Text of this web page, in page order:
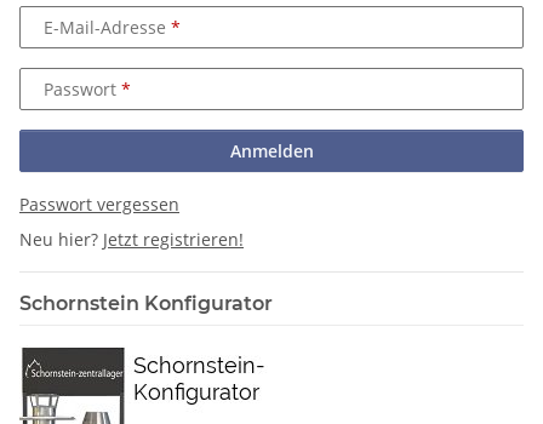
E-Mail-Adresse
Passwort
Anmelden
Passwort vergessen
Neu hier? Jetzt registrieren!
Schornstein Konfigurator